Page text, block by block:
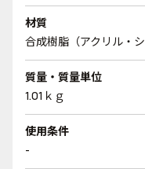
材質
合成樹脂（アクリル・シ
質量・質量単位
1.01ｋｇ
使用条件
-